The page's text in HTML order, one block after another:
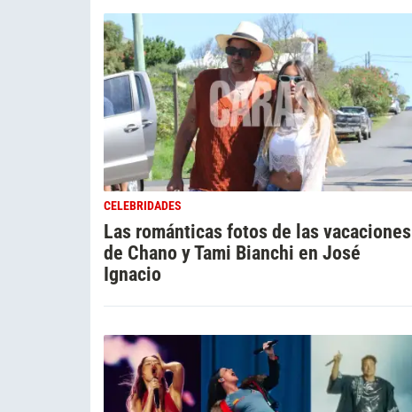
CELEBRIDADES
Las románticas fotos de las vacaciones
de Chano y Tami Bianchi en José
Ignacio